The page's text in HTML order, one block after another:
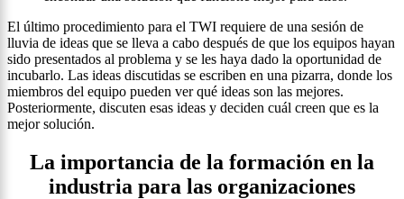
El último procedimiento para el TWI requiere de una sesión de
lluvia de ideas que se lleva a cabo después de que los equipos hayan
sido presentados al problema y se les haya dado la oportunidad de
incubarlo. Las ideas discutidas se escriben en una pizarra, donde los
miembros del equipo pueden ver qué ideas son las mejores.
Posteriormente, discuten esas ideas y deciden cuál creen que es la
mejor solución.
La importancia de la formación en la
industria para las organizaciones